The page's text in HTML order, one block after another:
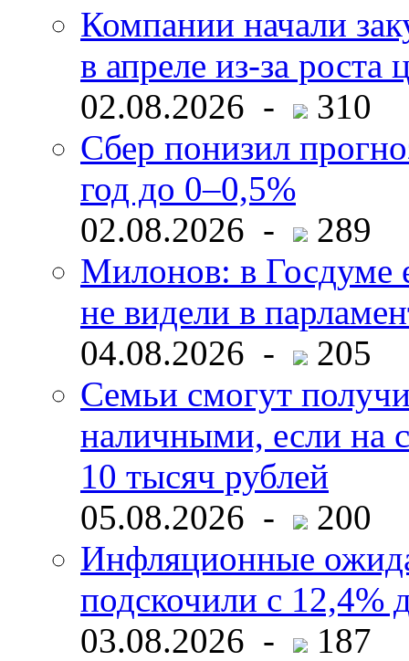
Компании начали
в апреле из-за роста
02.08.2026 -
310
Сбер понизил
год до 0–0,5%
02.08.2026 -
289
Милонов: в Госдуме
не видели в
04.08.2026 -
205
Семьи смогут
наличными, если на
10 тысяч рублей
05.08.2026 -
200
Инфляционные
подскочили с 12,4%
03.08.2026 -
187